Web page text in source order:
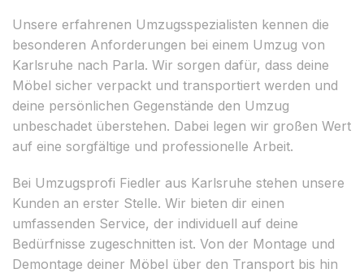
Unsere erfahrenen Umzugsspezialisten kennen die
besonderen Anforderungen bei einem Umzug von
Karlsruhe nach Parla. Wir sorgen dafür, dass deine
Möbel sicher verpackt und transportiert werden und
deine persönlichen Gegenstände den Umzug
unbeschadet überstehen. Dabei legen wir großen Wert
auf eine sorgfältige und professionelle Arbeit.
Bei Umzugsprofi Fiedler aus Karlsruhe stehen unsere
Kunden an erster Stelle. Wir bieten dir einen
umfassenden Service, der individuell auf deine
Bedürfnisse zugeschnitten ist. Von der Montage und
Demontage deiner Möbel über den Transport bis hin